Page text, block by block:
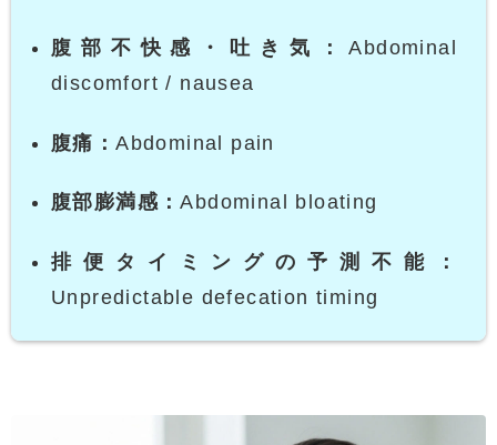
腹部不快感・吐き気：Abdominal
discomfort / nausea
腹痛：Abdominal pain
腹部膨満感：Abdominal bloating
排便タイミングの予測不能：
Unpredictable defecation timing